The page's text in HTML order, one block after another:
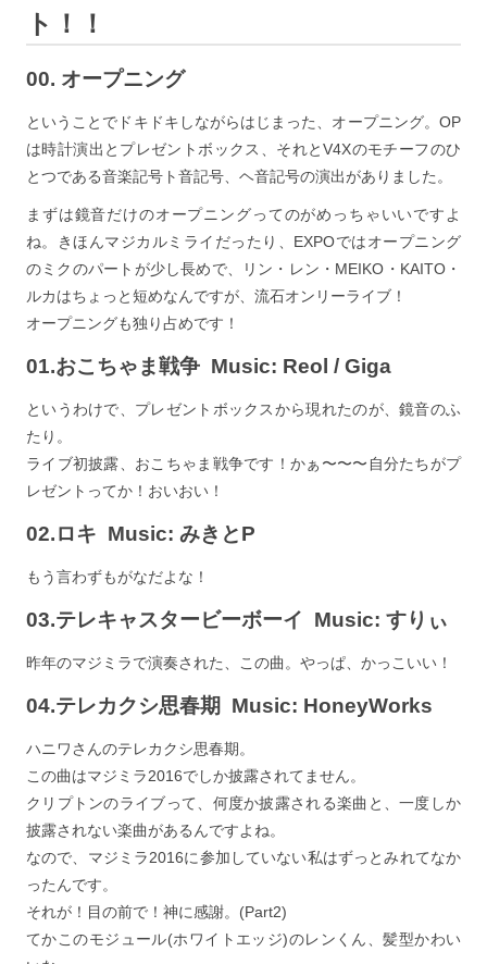
ト！！
00. オープニング
ということでドキドキしながらはじまった、オープニング。OP
は時計演出とプレゼントボックス、それとV4Xのモチーフのひ
とつである音楽記号ト音記号、ヘ音記号の演出がありました。
まずは鏡音だけのオープニングってのがめっちゃいいですよ
ね。きほんマジカルミライだったり、EXPOではオープニング
のミクのパートが少し長めで、リン・レン・MEIKO・KAITO・
ルカはちょっと短めなんですが、流石オンリーライブ！
オープニングも独り占めです！
01.おこちゃま戦争 Music: Reol / Giga
というわけで、プレゼントボックスから現れたのが、鏡音のふ
たり。
ライブ初披露、おこちゃま戦争です！かぁ〜〜〜自分たちがプ
レゼントってか！おいおい！
02.ロキ Music: みきとP
もう言わずもがなだよな！
03.テレキャスタービーボーイ Music: すりぃ
昨年のマジミラで演奏された、この曲。やっぱ、かっこいい！
04.テレカクシ思春期 Music: HoneyWorks
ハニワさんのテレカクシ思春期。
この曲はマジミラ2016でしか披露されてません。
クリプトンのライブって、何度か披露される楽曲と、一度しか
披露されない楽曲があるんですよね。
なので、マジミラ2016に参加していない私はずっとみれてなか
ったんです。
それが！目の前で！神に感謝。(Part2)
てかこのモジュール(ホワイトエッジ)のレンくん、髪型かわい